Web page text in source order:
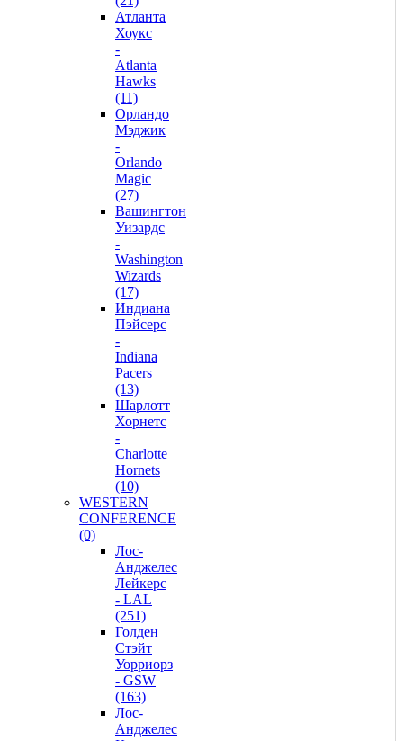
Атланта
Хоукс
-
Atlanta
Hawks
(11)
Орландо
Мэджик
-
Orlando
Magic
(27)
Вашингтон
Уизардс
-
Washington
Wizards
(17)
Индиана
Пэйсерс
-
Indiana
Pacers
(13)
Шарлотт
Хорнетс
-
Charlotte
Hornets
(10)
WESTERN
CONFERENCE
(0)
Лос-
Анджелес
Лейкерс
- LAL
(251)
Голден
Стэйт
Уорриорз
- GSW
(163)
Лос-
Анджелес